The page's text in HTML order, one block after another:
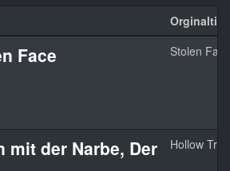
Orginaltitel
Face Stolen Face
mit der Narbe, Der Hollow